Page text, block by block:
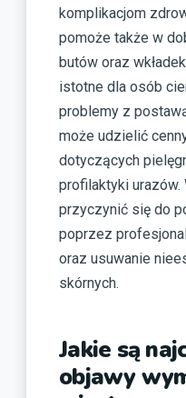
komplikacjom
pomoże także w
butów oraz
istotne dla osób
problemy z
może udzielić
dotyczących
profilaktyki
przyczynić się do
poprzez
oraz usuwanie
skórnych.
Jakie są
objawy